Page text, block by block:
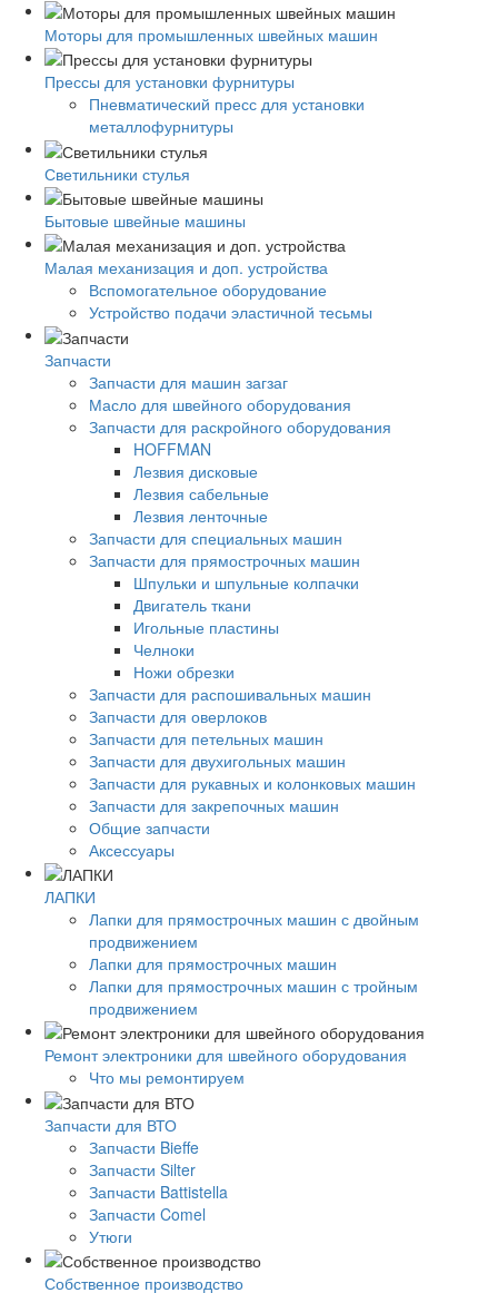
Моторы для промышленных швейных машин
Прессы для установки фурнитуры
Пневматический пресс для установки
металлофурнитуры
Светильники стулья
Бытовые швейные машины
Малая механизация и доп. устройства
Вспомогательное оборудование
Устройство подачи эластичной тесьмы
Запчасти
Запчасти для машин загзаг
Масло для швейного оборудования
Запчасти для раскройного оборудования
HOFFMAN
Лезвия дисковые
Лезвия сабельные
Лезвия ленточные
Запчасти для специальных машин
Запчасти для прямострочных машин
Шпульки и шпульные колпачки
Двигатель ткани
Игольные пластины
Челноки
Ножи обрезки
Запчасти для распошивальных машин
Запчасти для оверлоков
Запчасти для петельных машин
Запчасти для двухигольных машин
Запчасти для рукавных и колонковых машин
Запчасти для закрепочных машин
Общие запчасти
Аксессуары
ЛАПКИ
Лапки для прямострочных машин с двойным
продвижением
Лапки для прямострочных машин
Лапки для прямострочных машин с тройным
продвижением
Ремонт электроники для швейного оборудования
Что мы ремонтируем
Запчасти для ВТО
Запчасти Bieffe
Запчасти Silter
Запчасти Battistella
Запчасти Comel
Утюги
Собственное производство